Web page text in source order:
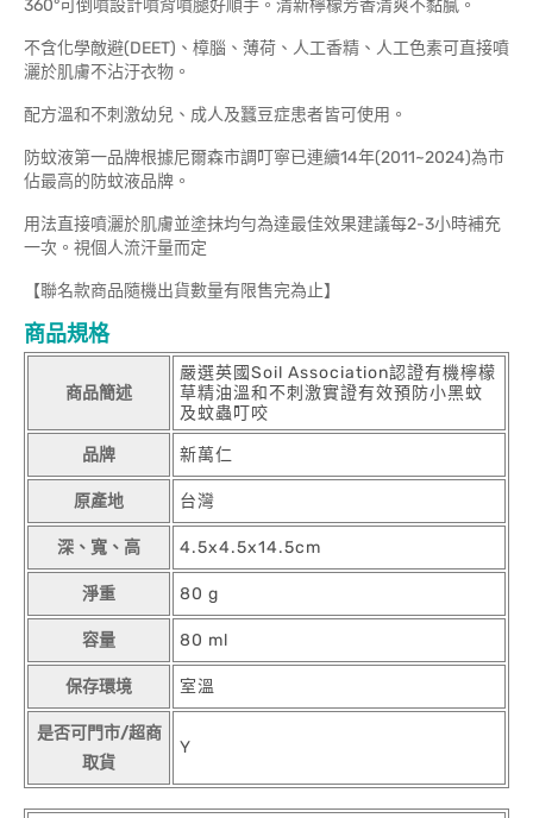
360°可倒噴設計噴背噴腿好順手。清新檸檬芳香清爽不黏膩。
不含化學敵避(DEET)、樟腦、薄荷、人工香精、人工色素可直接噴
灑於肌膚不沾汙衣物。
配方溫和不刺激幼兒、成人及蠶豆症患者皆可使用。
防蚊液第一品牌根據尼爾森市調叮寧已連續14年(2011~2024)為市
佔最高的防蚊液品牌。
用法直接噴灑於肌膚並塗抹均勻為達最佳效果建議每2-3小時補充
一次。視個人流汗量而定
【聯名款商品隨機出貨數量有限售完為止】
商品規格
商品簡述
嚴選英國Soil Association認證有機檸檬
草精油溫和不刺激實證有效預防小黑蚊
及蚊蟲叮咬
品牌 新萬仁
原產地 台灣
深、寬、高 4.5x4.5x14.5cm
淨重 80 g
容量 80 ml
保存環境 室溫
是否可門市/超商
取貨
Y